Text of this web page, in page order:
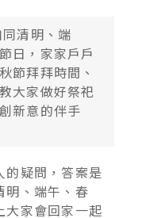
清明、端
日，家家戶戶
節拜拜時間、
大家做好祭祀
新意的伴手
的疑問，答案是
明、端午、春
大家會回家一起